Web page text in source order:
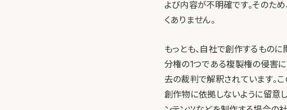
よび内容が不明確です。そのた
くありません。
もっとも、自社で創作するもの
分権の1つである複製権の侵害
去の裁判で解釈されています。
創作物に依拠しないように留意